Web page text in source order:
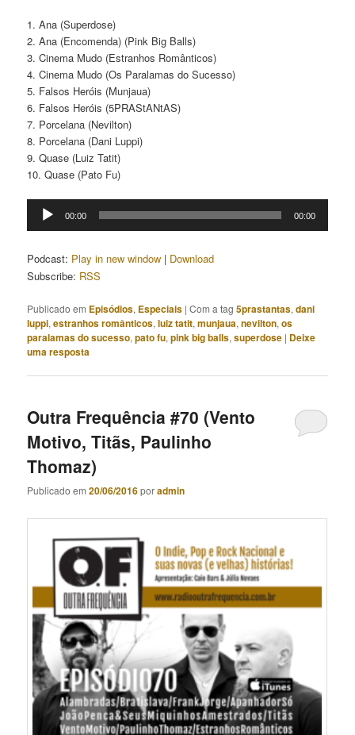
1. Ana (Superdose)
2. Ana (Encomenda) (Pink Big Balls)
3. Cinema Mudo (Estranhos Românticos)
4. Cinema Mudo (Os Paralamas do Sucesso)
5. Falsos Heróis (Munjaua)
6. Falsos Heróis (5PRAStANtAS)
7. Porcelana (Nevilton)
8. Porcelana (Dani Luppi)
9. Quase (Luiz Tatit)
10. Quase (Pato Fu)
Tocador
00:00 00:00
Podcast: Play in new window | Download
Subscribe: RSS
Publicado em Episódios, Especiais |Com a tag5prastantas,dani
luppi,estranhos românticos,luiz tatit,munjaua,nevilton,os
paralamas do sucesso,pato fu,pink big balls,superdose | Deixe
uma resposta
Outra Frequência #70 (Vento
Motivo, Titãs, Paulinho
Thomaz)
Publicado em20/06/2016poradmin